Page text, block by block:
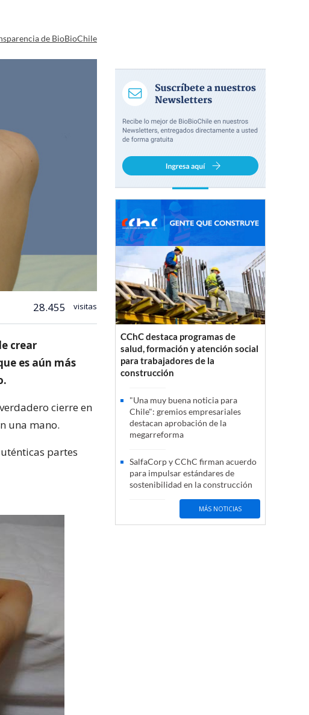
de BioBioChile
28.455 visitas
crear
es aún más
cierre en
una mano.
partes
CChC destaca programas de
salud, formación y atención social
para trabajadores de la
construcción
"Una muy buena noticia para
Chile": gremios empresariales
destacan aprobación de la
megarreforma
SalfaCorp y CChC firman acuerdo
para impulsar estándares de
sostenibilidad en la construcción
MÁS NOTICIAS